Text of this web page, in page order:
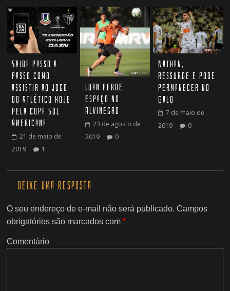
Saiba passo a
passo como
assistir ao jogo
do Atlético hoje
pela Copa Sul
Americana
21 de maio de
2019
1
Luan perde
espaço no
Alvinegro
23 de agosto de
2019
0
Nathan,
ressurge e pode
permanecer no
Galo
7 de maio de
2019
0
Deixe uma resposta
O seu endereço de e-mail não será publicado. Campos
obrigatórios são marcados com*
Comentário